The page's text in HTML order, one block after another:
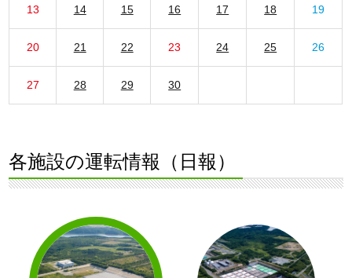
13 14 15 16 17 18 19
20 21 22 23 24 25 26
27 28 29 30
各施設の運転情報（日報）